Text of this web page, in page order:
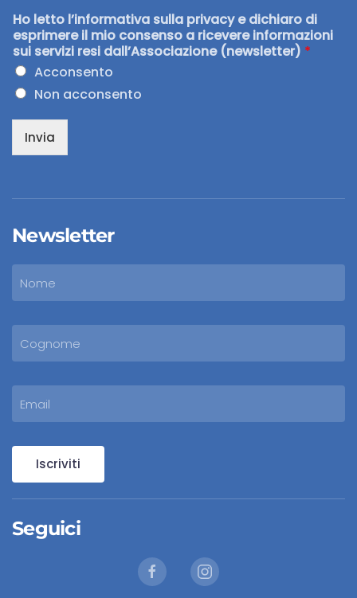
Ho letto l’informativa sulla privacy e dichiaro di
esprimere il mio consenso a ricevere informazioni
sui servizi resi dall’Associazione (newsletter) *
Acconsento
Non acconsento
Invia
Newsletter
Iscriviti
Seguici